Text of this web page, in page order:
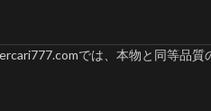
では、本物と同等品